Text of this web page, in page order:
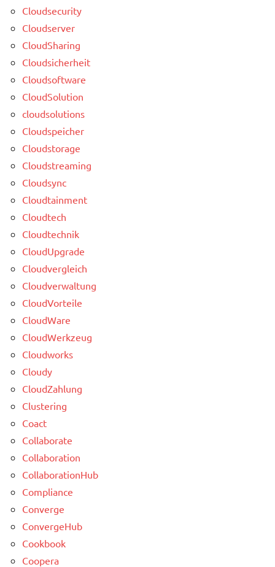
Cloudsecurity
Cloudserver
CloudSharing
Cloudsicherheit
Cloudsoftware
CloudSolution
cloudsolutions
Cloudspeicher
Cloudstorage
Cloudstreaming
Cloudsync
Cloudtainment
Cloudtech
Cloudtechnik
CloudUpgrade
Cloudvergleich
Cloudverwaltung
CloudVorteile
CloudWare
CloudWerkzeug
Cloudworks
Cloudy
CloudZahlung
Clustering
Coact
Collaborate
Collaboration
CollaborationHub
Compliance
Converge
ConvergeHub
Cookbook
Coopera